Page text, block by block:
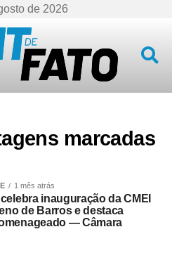
de 2026
marcadas
1 mês atrás
inauguração da CMEI
de Barros e destaca
— Câmara